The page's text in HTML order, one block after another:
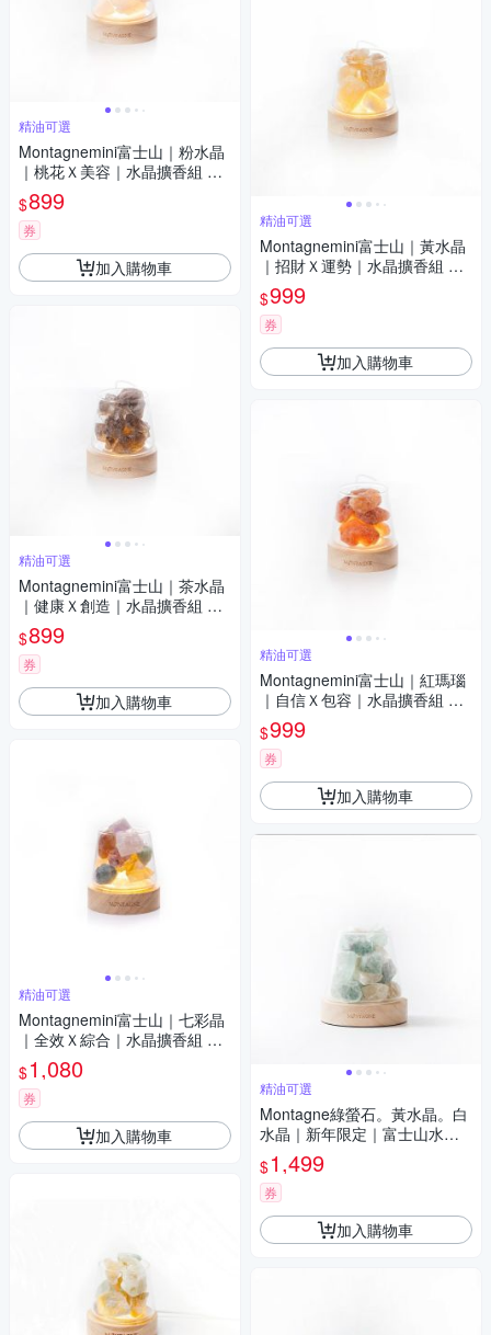
精油可選
Montagnemini富士山｜粉水晶
｜桃花Ｘ美容｜水晶擴香組 精
油可選
$899
券
加入購物車
精油可選
Montagnemini富士山｜茶水晶
｜健康Ｘ創造｜水晶擴香組 精
油可選
$899
券
加入購物車
精油可選
Montagnemini富士山｜七彩晶
｜全效Ｘ綜合｜水晶擴香組 精
油可選
$1,080
券
加入購物車
精油可選
Montagnemini富士山｜黃水晶
｜招財Ｘ運勢｜水晶擴香組 精
油可選
$999
券
加入購物車
精油可選
Montagnemini富士山｜紅瑪瑙
｜自信Ｘ包容｜水晶擴香組 精
油可選
$999
券
加入購物車
精油可選
Montagne綠螢石。黃水晶。白
水晶｜新年限定｜富士山水晶
擴香組 精油可選
$1,499
券
加入購物車